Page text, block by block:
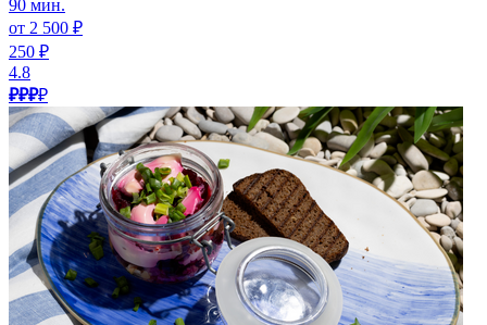
90 мин.
от 2 500 ₽
250 ₽
4.8
₽₽₽₽